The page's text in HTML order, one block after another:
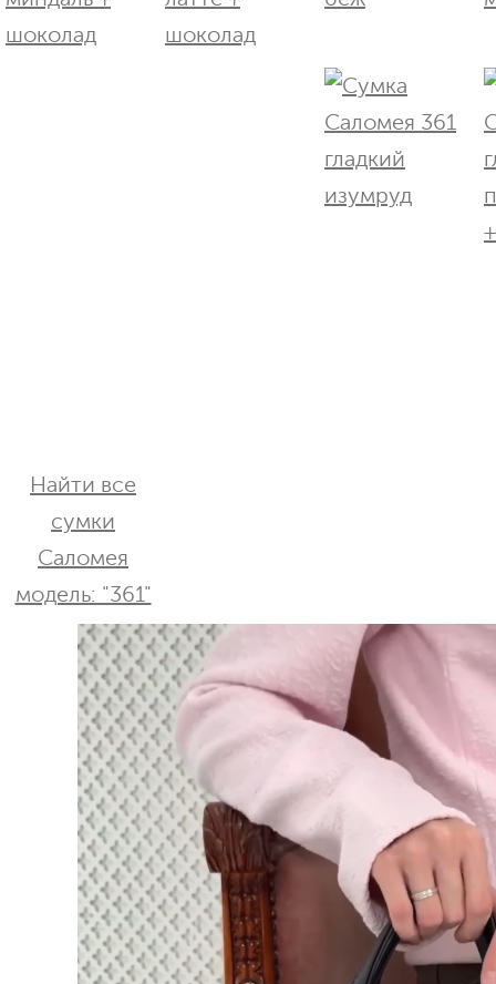
Найти все
сумки
Саломея
модель: "361"